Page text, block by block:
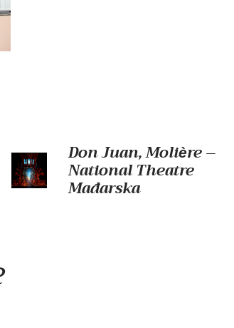
Don Juan, Molière –
National Theatre
Mađarska